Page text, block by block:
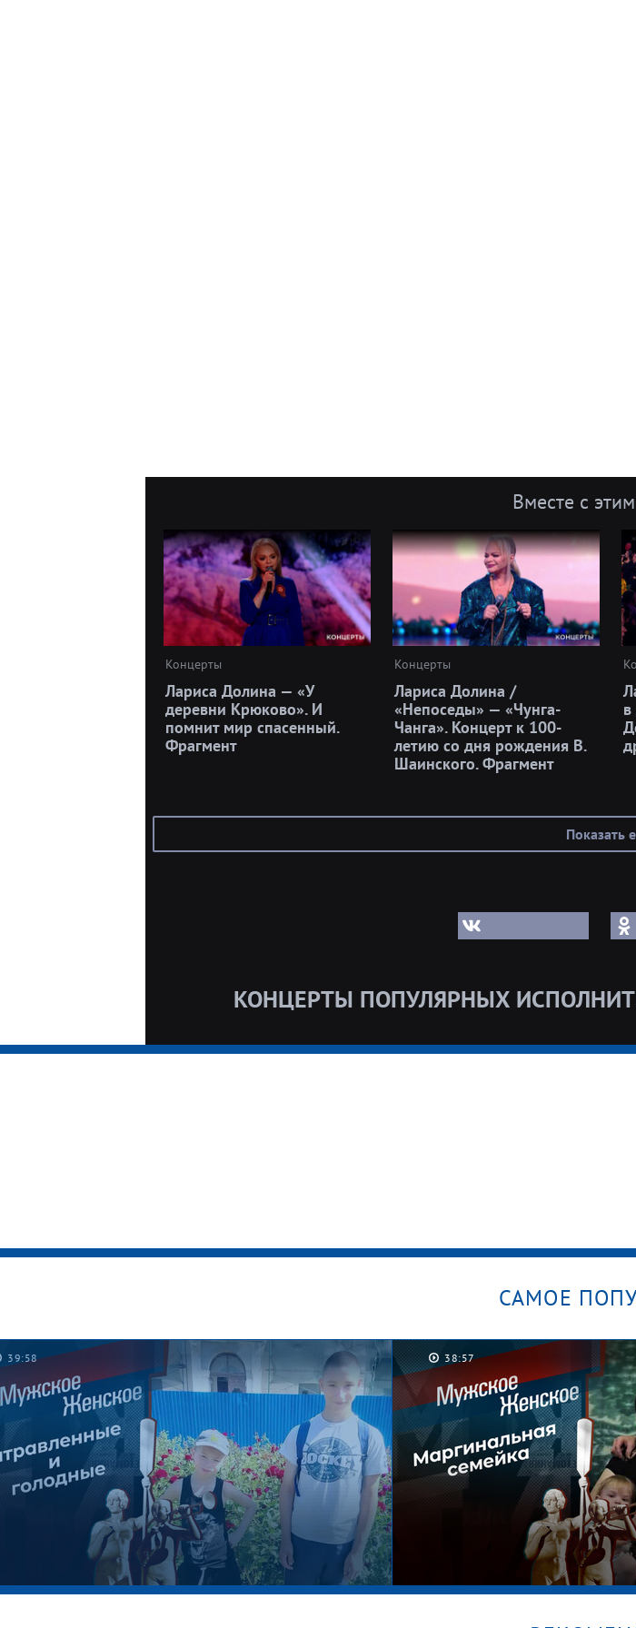
Вместе с
Концерты
Лариса Долина — «У
деревни Крюково». И
помнит мир спасенный.
Фрагмент
Концерты
Лариса Долина /
«Непоседы» — «Чунга-
Чанга». Концерт к 100-
летию со дня рождения В.
Шаинского. Фрагмент
Показать
КОНЦЕРТЫ ПОПУЛЯРНЫХ
САМОЕ
39:58 38:57